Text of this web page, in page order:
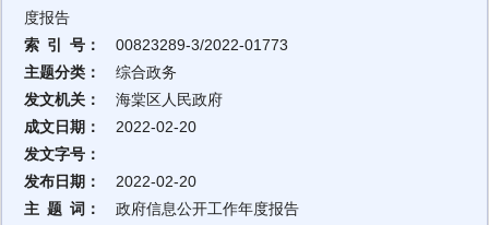
度报告
索 引 号：
00823289-3/2022-01773
主题分类：
综合政务
发文机关：
海棠区人民政府
成文日期：
2022-02-20
发文字号：
发布日期：
2022-02-20
主 题 词：
政府信息公开工作年度报告